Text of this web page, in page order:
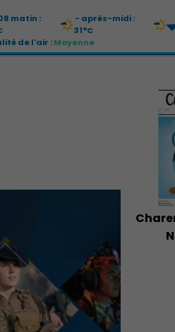
Économie Commerce
matin :
- après-midi :
31°C
de l'air :Moyenne